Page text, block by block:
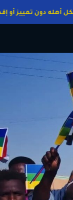
وطنٌ لكل أهله دون